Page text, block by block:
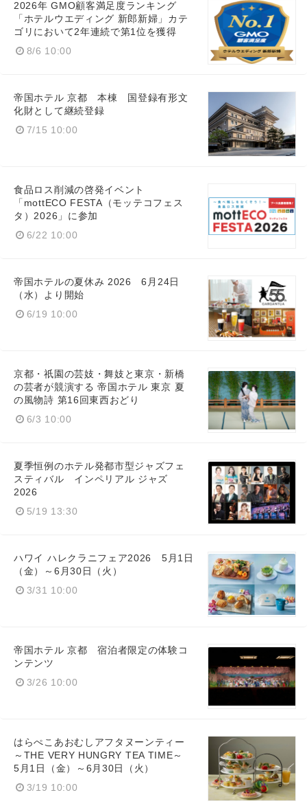
2026年 GMO顧客満足度ランキング
「ホテルウエディング 新郎新婦」カテ
ゴリにおいて2年連続で第1位を獲得
8/6 10:00
帝国ホテル 京都 本棟 国登録有形文
化財として継続登録
7/15 10:00
食品ロス削減の啓発イベント
「mottECO FESTA（モッテコフェス
タ）2026」に参加
6/22 10:00
帝国ホテルの夏休み 2026 6月24日
（水）より開始
6/19 10:00
京都・祇園の芸妓・舞妓と東京・新橋
の芸者が競演する 帝国ホテル 東京 夏
の風物詩 第16回東西おどり
6/3 10:00
夏季恒例のホテル発都市型ジャズフェ
スティバル インペリアル ジャズ
2026
5/19 13:30
ハワイ ハレクラニフェア2026 5月1日
（金）～6月30日（火）
3/31 10:00
帝国ホテル 京都 宿泊者限定の体験コ
ンテンツ
3/26 10:00
はらぺこあおむしアフタヌーンティー
～THE VERY HUNGRY TEA TIME～
5月1日（金）～6月30日（火）
3/19 10:00